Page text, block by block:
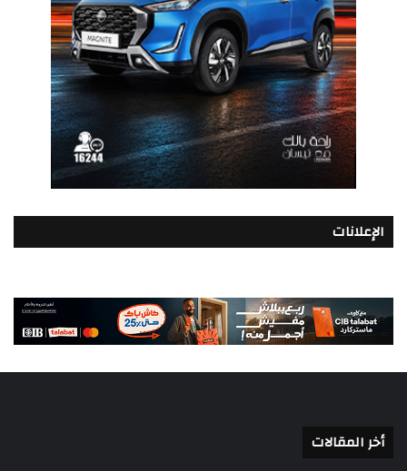
الإعلانات
أخر المقالات